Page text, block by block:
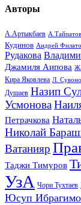
Авторы
А.Артыкбаев А.Тайпатов
Кудинов Андрей
Рудакова
Джамиля Аипова
Кира Яковлева Л.
Душаев Назип
Усмонова
Петрачкова
Николай
Ватанияр
Таджи Тимуров
УзА Чори Тухтаев
Юсуп